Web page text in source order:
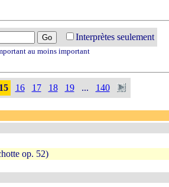
Interprètes seulement
au moins important
15 16 17 18 19 ... 140
op. 52)